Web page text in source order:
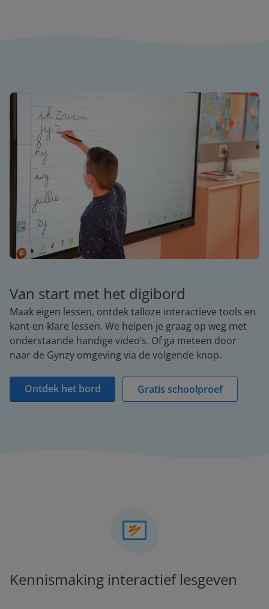
Van start met het digibord
Maak eigen lessen, ontdek talloze interactieve tools en
kant-en-klare lessen. We helpen je graag op weg met
onderstaande handige video’s. Of ga meteen door
naar de Gynzy omgeving via de volgende knop.
Ontdek het bord Gratis schoolproef
Kennismaking interactief lesgeven